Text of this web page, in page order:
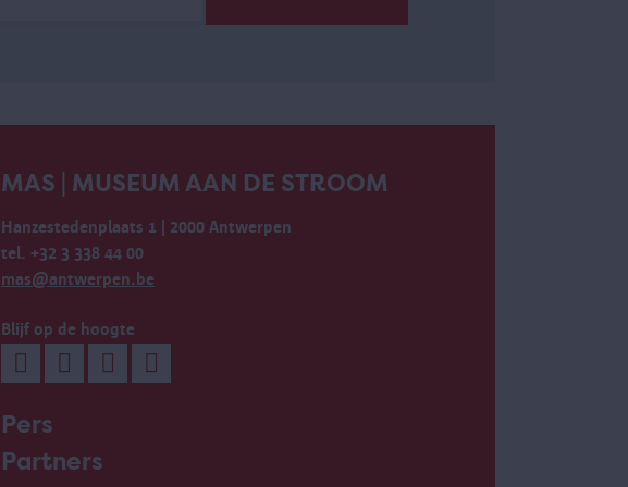
MAS | MUSEUM AAN DE STROOM
Hanzestedenplaats 1 | 2000 Antwerpen
tel. +32 3 338 44 00
mas@antwerpen.be
Blijf op de hoogte
Pers
Partners